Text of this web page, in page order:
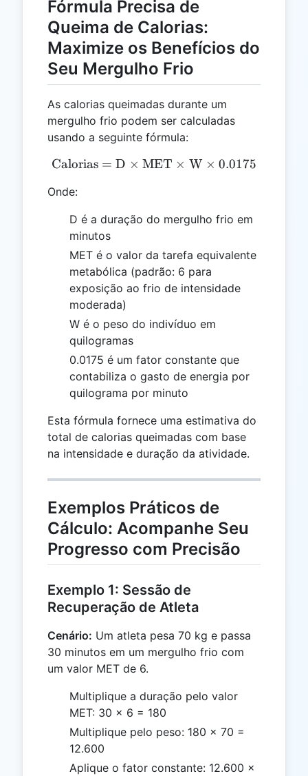
Fórmula Precisa de
Queima de Calorias:
Maximize os Benefícios do
Seu Mergulho Frio
As calorias queimadas durante um
mergulho frio podem ser calculadas
usando a seguinte fórmula:
\text{Calorias} =
Calorias = D × MET × W × 0.0175
Onde:
D é a duração do mergulho frio em
minutos
MET é o valor da tarefa equivalente
metabólica (padrão: 6 para
exposição ao frio de intensidade
moderada)
W é o peso do indivíduo em
quilogramas
0.0175 é um fator constante que
contabiliza o gasto de energia por
quilograma por minuto
Esta fórmula fornece uma estimativa do
total de calorias queimadas com base
na intensidade e duração da atividade.
Exemplos Práticos de
Cálculo: Acompanhe Seu
Progresso com Precisão
Exemplo 1: Sessão de
Recuperação de Atleta
Cenário: Um atleta pesa 70 kg e passa
30 minutos em um mergulho frio com
um valor MET de 6.
Multiplique a duração pelo valor
MET: 30 × 6 = 180
Multiplique pelo peso: 180 × 70 =
12.600
Aplique o fator constante: 12.600 ×